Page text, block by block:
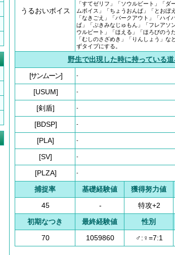
うるおいボイス
「すてゼリフ」「ソウルビート」「ダ
ムボイス」「ちょうおんぱ」「とおぼ
「なきごえ」「バークアウト」「ハイ
ぱ」「ぶきみなじゅもん」「フレアソ
ウルビート」「ほえる」「ほろびのう
「むしのさざめき」「りんしょう」な
ずタイプにする。
野生で出現した時に持っている
[サンムーン]
-
[USUM] -
[剣盾] -
[BDSP] -
[PLA] -
[SV] -
[PLZA] -
捕捉率 基礎経験値 獲得努力値
45
- 特攻+2
初期なつき
最終経験値 性別
70
1059860 ♂:♀=7:1